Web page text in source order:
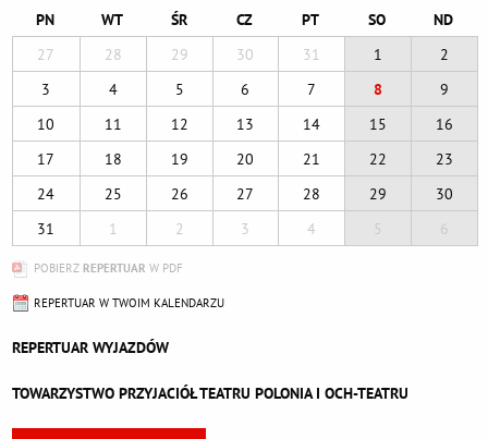
PN WT ŚR CZ PT SO
ND
27
28 29 30 31 1
2
3
4 5 6 7 8
9
10
11 12 13 14 15
16
17
18 19 20 21 22
23
24
25 26 27 28 29
30
31
1 2 3 4 5 6
POBIERZ REPERTUAR W PDF
REPERTUAR W TWOIM KALENDARZU
REPERTUAR WYJAZDÓW
TOWARZYSTWO PRZYJACIÓŁ TEATRU POLONIA I OCH-TEATRU